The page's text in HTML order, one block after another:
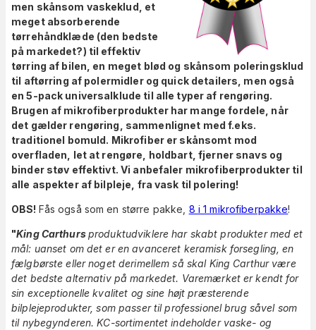
men skånsom vaskeklud, et
meget absorberende
tørrehåndklæde (den bedste
på markedet?) til effektiv
tørring af bilen, en meget blød og skånsom poleringsklud
til aftørring af polermidler og quick detailers, men også
en 5-pack universalklude til alle typer af rengøring.
Brugen af mikrofiberprodukter har mange fordele, når
det gælder rengøring, sammenlignet med f.eks.
traditionel bomuld. Mikrofiber er skånsomt mod
overfladen, let at rengøre, holdbart, fjerner snavs og
binder støv effektivt. Vi anbefaler mikrofiberprodukter til
alle aspekter af bilpleje, fra vask til polering!
OBS! Fås også som en større pakke, 8 i 1 mikrofiberpakke!
"King Carthursproduktudviklere har skabt produkter med et
mål: uanset om det er en avanceret keramisk forsegling, en
fælgbørste eller noget derimellem så skal King Carthur være
det bedste alternativ på markedet. Varemærket er kendt for
sin exceptionelle kvalitet og sine højt præsterende
bilplejeprodukter, som passer til professionel brug såvel som
til nybegynderen. KC-sortimentet indeholder vaske- og